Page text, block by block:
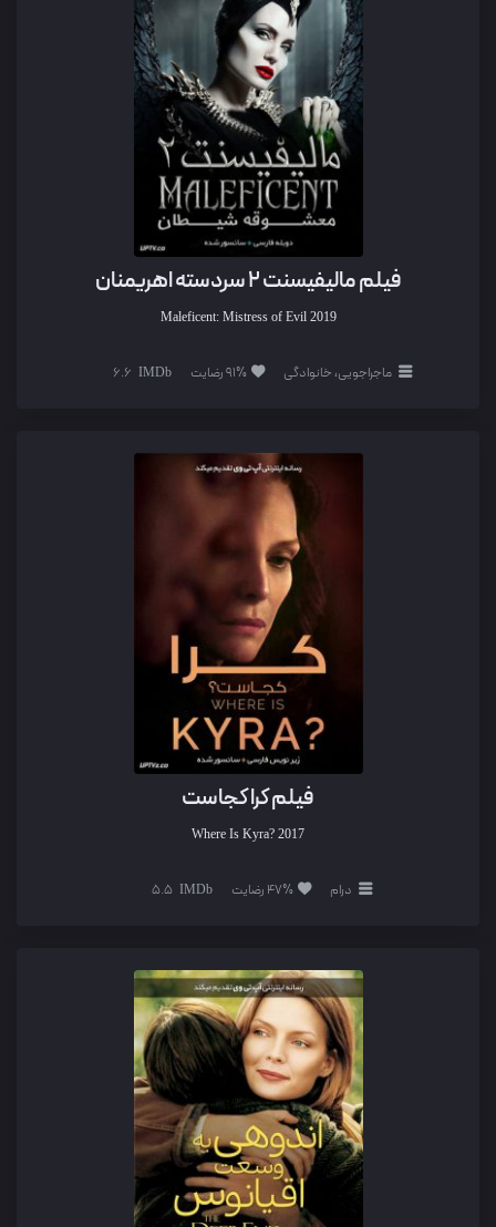
فیلم مالیفیسنت 2 سردسته اهریمنان
Maleficent: Mistress of Evil 2019
ماجراجویی، خانوادگی 91% رضایت
فیلم کرا کجاست
Where Is Kyra? 2017
درام 47% رضایت